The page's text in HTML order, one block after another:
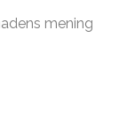
mening